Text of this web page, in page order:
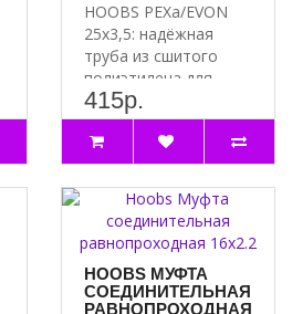
HOOBS PEXa/EVON
25х3,5: надёжная
труба из сшитого
полиэтилена для
вашей системы
водоснабжения Ище..
415р.
HOOBS МУФТА
СОЕДИНИТЕЛЬНАЯ
РАВНОПРОХОДНАЯ